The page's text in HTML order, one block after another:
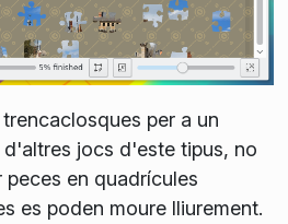
per a un
jocs d'este tipus, no
peces en quadrícules
es poden moure lliurement.